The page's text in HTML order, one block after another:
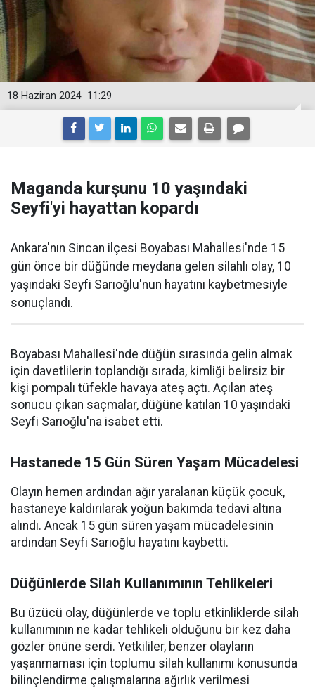
11:29
18 Haziran 2024
Maganda kurşunu 10 yaşındaki
Seyfi'yi hayattan kopardı
Ankara'nın Sincan ilçesi Boyabası Mahallesi'nde 15
gün önce bir düğünde meydana gelen silahlı olay, 10
yaşındaki Seyfi Sarıoğlu'nun hayatını kaybetmesiyle
sonuçlandı.
Boyabası Mahallesi'nde düğün sırasında gelin almak
için davetlilerin toplandığı sırada, kimliği belirsiz bir
kişi pompalı tüfekle havaya ateş açtı. Açılan ateş
sonucu çıkan saçmalar, düğüne katılan 10 yaşındaki
Seyfi Sarıoğlu'na isabet etti.
Hastanede 15 Gün Süren Yaşam Mücadelesi
Olayın hemen ardından ağır yaralanan küçük çocuk,
hastaneye kaldırılarak yoğun bakımda tedavi altına
alındı. Ancak 15 gün süren yaşam mücadelesinin
ardından Seyfi Sarıoğlu hayatını kaybetti.
Düğünlerde Silah Kullanımının Tehlikeleri
Bu üzücü olay, düğünlerde ve toplu etkinliklerde silah
kullanımının ne kadar tehlikeli olduğunu bir kez daha
gözler önüne serdi. Yetkililer, benzer olayların
yaşanmaması için toplumu silah kullanımı konusunda
bilinçlendirme çalışmalarına ağırlık verilmesi